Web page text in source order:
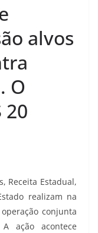
alvos
O
20
Receita Estadual,
realizam na
conjunta
ação acontece